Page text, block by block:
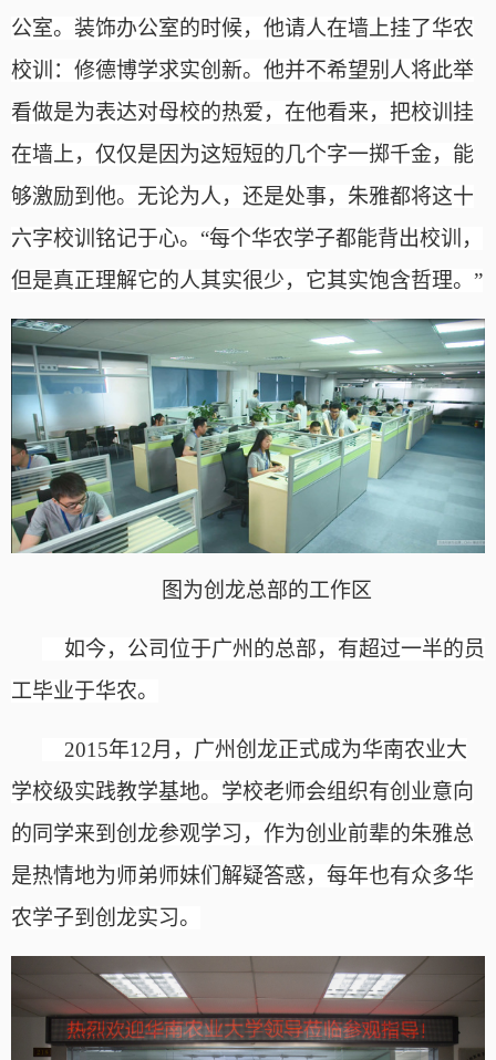
公室。装饰办公室的时候，他请人在墙上挂了华农
校训：修德博学求实创新。他并不希望别人将此举
看做是为表达对母校的热爱，在他看来，把校训挂
在墙上，仅仅是因为这短短的几个字一掷千金，能
够激励到他。无论为人，还是处事，朱雅都将这十
六字校训铭记于心。 “每个华农学子都能背出校训，
但是真正理解它的人其实很少，它其实饱含哲理。”
图为创龙总部的工作区
如今，公司位于广州的总部，有超过一半的员
工毕业于华农。
2015年12月，广州创龙正式成为华南农业大
学校级实践教学基地。学校老师会组织有创业意向
的同学来到创龙参观学习，作为创业前辈的朱雅总
是热情地为师弟师妹们解疑答惑，每年也有众多华
农学子到创龙实习。